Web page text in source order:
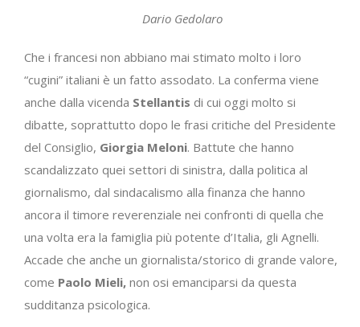
Dario Gedolaro
Che i francesi non abbiano mai stimato molto i loro
“cugini” italiani è un fatto assodato. La conferma viene
anche dalla vicenda Stellantis di cui oggi molto si
dibatte, soprattutto dopo le frasi critiche del Presidente
del Consiglio, Giorgia Meloni. Battute che hanno
scandalizzato quei settori di sinistra, dalla politica al
giornalismo, dal sindacalismo alla finanza che hanno
ancora il timore reverenziale nei confronti di quella che
una volta era la famiglia più potente d’Italia, gli Agnelli.
Accade che anche un giornalista/storico di grande valore,
come Paolo Mieli, non osi emanciparsi da questa
sudditanza psicologica.